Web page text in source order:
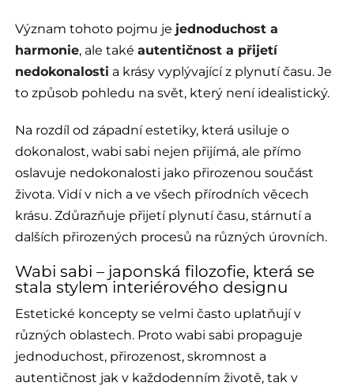
Význam tohoto pojmu je jednoduchost a
harmonie, ale takéautentičnost a přijetí
nedokonalosti a krásy vyplývající z plynutí času. Je
to způsob pohledu na svět, který není idealistický.
Na rozdíl od západní estetiky, která usiluje o
dokonalost, wabi sabi nejen přijímá, ale přímo
oslavuje nedokonalosti jako přirozenou součást
života. Vidí v nich a ve všech přírodních věcech
krásu. Zdůrazňuje přijetí plynutí času, stárnutí a
dalších přirozených procesů na různých úrovních.
Wabi sabi – japonská filozofie, která se
stala stylem interiérového designu
Estetické koncepty se velmi často uplatňují v
různých oblastech. Proto wabi sabi propaguje
jednoduchost, přirozenost, skromnost a
autentičnost jak v každodenním životě, tak v